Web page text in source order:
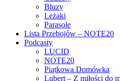
Bluzy
Leżaki
Parasole
Lista Przebojów – NOTE20
Podcasty
LUCID
NOTE20
Piątkowa Domówka
Lubert – Z miłości do